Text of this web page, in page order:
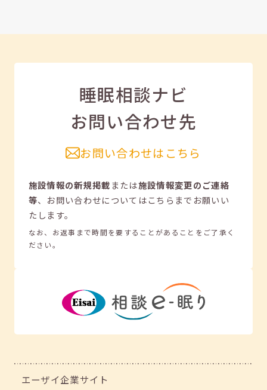
睡眠相談ナビ
お問い合わせ先
お問い合わせはこちら
施設情報の新規掲載または施設情報変更のご連絡
等、 お問い合わせについてはこちらまでお願いい
たします。
なお、お返事まで時間を要することがあることをご了承く
ださい。
エーザイ企業サイト